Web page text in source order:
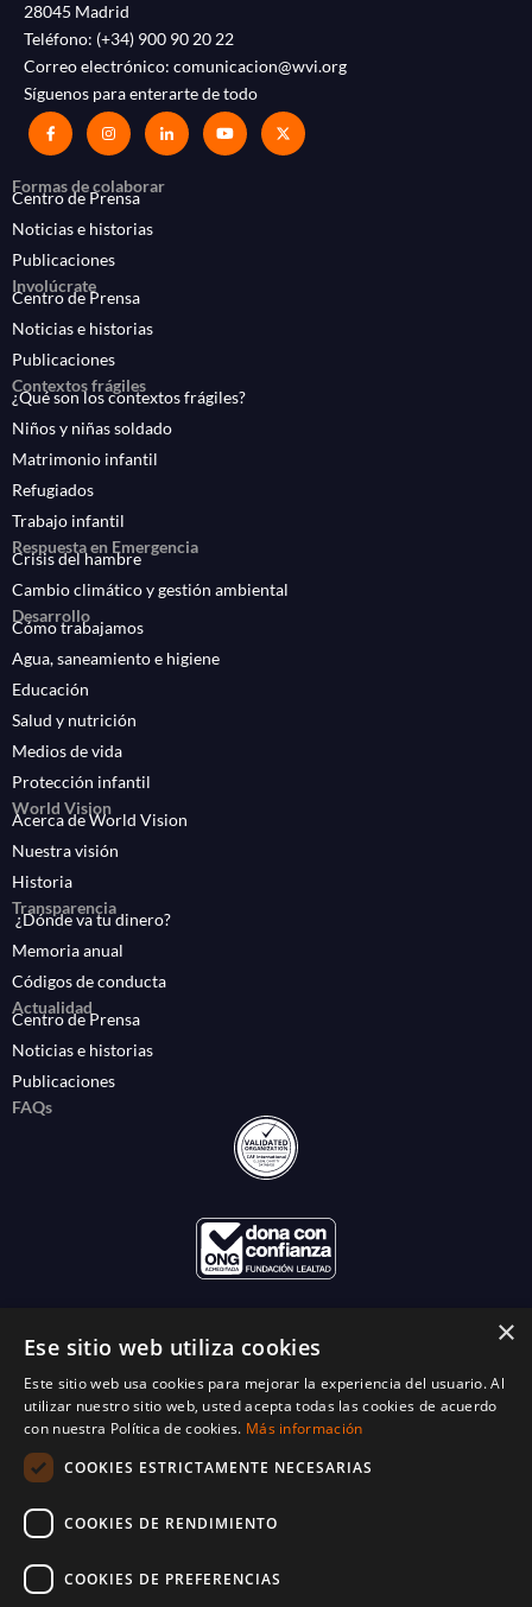
28045 Madrid
Teléfono: (+34) 900 90 20 22
Correo electrónico: comunicacion@wvi.org
Síguenos para enterarte de todo
Formas de colaborar
Centro de Prensa
Noticias e historias
Publicaciones
Involúcrate
Centro de Prensa
Noticias e historias
Publicaciones
Contextos frágiles
¿Qué son los contextos frágiles?
Niños y niñas soldado
Matrimonio infantil
Refugiados
Trabajo infantil
Respuesta en Emergencia
Crisis del hambre
Cambio climático y gestión ambiental
Desarrollo
Cómo trabajamos
Agua, saneamiento e higiene
Educación
Salud y nutrición
Medios de vida
Protección infantil
World Vision
Acerca de World Vision
Nuestra visión
Historia
Transparencia
¿Dónde va tu dinero?
Memoria anual
Códigos de conducta
Actualidad
Centro de Prensa
Noticias e historias
Publicaciones
FAQs
×
Ese sitio web utiliza cookies
Este sitio web usa cookies para mejorar la experiencia del usuario. Al
utilizar nuestro sitio web, usted acepta todas las cookies de acuerdo
con nuestra Política de cookies. Más información
COOKIES ESTRICTAMENTE NECESARIAS
COOKIES DE RENDIMIENTO
COOKIES DE PREFERENCIAS